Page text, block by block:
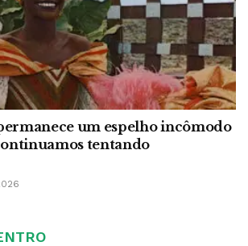
permanece um espelho incômodo
tentando